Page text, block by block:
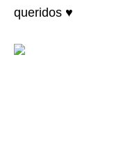
queridos ♥